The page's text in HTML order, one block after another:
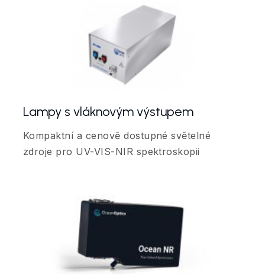
Lampy s vláknovým výstupem
Kompaktní a cenově dostupné světelné
zdroje pro UV-VIS-NIR spektroskopii